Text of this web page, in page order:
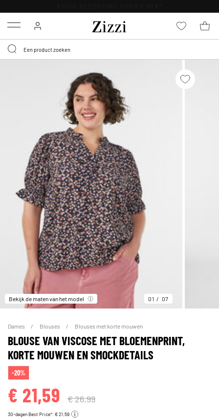
Menu
Bekijk de maten van het model 01 07
Dames Blouses Blouses met korte mouwen
BLOUSE VAN VISCOSE MET BLOEMENPRINT,
KORTE MOUWEN EN SMOCKDETAILS
-20%
€ 21,59 € 26,99
30-dagen Best Price*: € 21,59